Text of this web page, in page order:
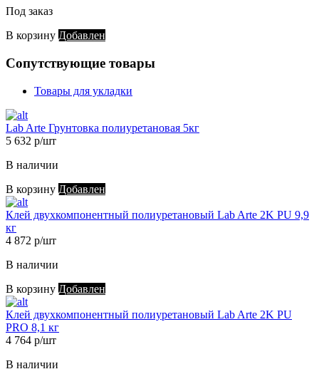
Под заказ
В корзину Добавлен
Сопутствующие товары
Товары для укладки
Lab Arte Грунтовка полиуретановая 5кг
5 632 р/шт
В наличии
В корзину Добавлен
Клей двухкомпонентный полиуретановый Lab Arte 2K PU 9,9
кг
4 872 р/шт
В наличии
В корзину Добавлен
Клей двухкомпонентный полиуретановый Lab Arte 2K PU
PRO 8,1 кг
4 764 р/шт
В наличии